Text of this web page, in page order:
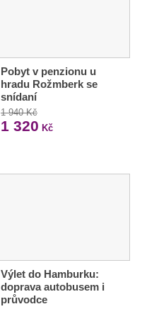
Pobyt v penzionu u
hradu Rožmberk se
snídaní
1 940 Kč
1 320 Kč
Výlet do Hamburku:
doprava autobusem i
průvodce